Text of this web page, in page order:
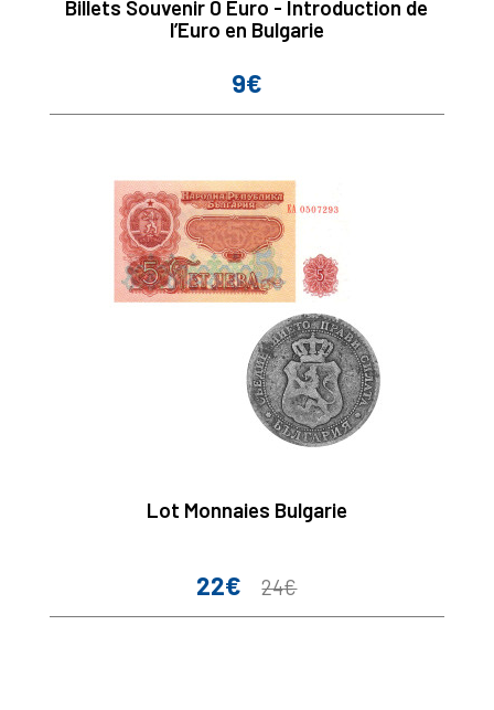
Billets Souvenir 0 Euro - Introduction de
l’Euro en Bulgarie
Prix
9€
Lot Monnaies Bulgarie
Prix
22€
Prix
24€